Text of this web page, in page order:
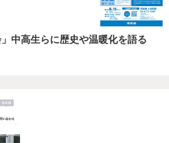
中高生らに歴史や温暖化を語る